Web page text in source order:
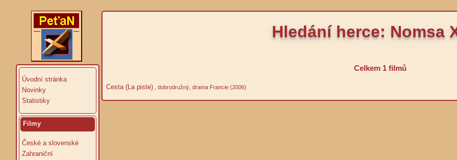
Úvodní stránka
Novinky
Statistiky
Filmy
České a slovenské
Zahraniční
Hledání herce: Nomsa
Celkem 1 filmů
Cesta (La piste) , dobrodružný, drama Francie (2006)